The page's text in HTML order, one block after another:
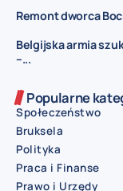
Remont dworca
Belgijska armia
–...
Popularne
Społeczeństwo
Bruksela
Polityka
Praca i Finanse
Prawo i Urzędy